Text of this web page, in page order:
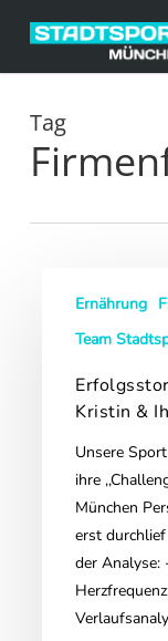
main
Tag
unserer
Kristin
Ihrem
Coach
Sarah
Ernährung
Team
Kristin &
Unsere
ihre
München
erst
der